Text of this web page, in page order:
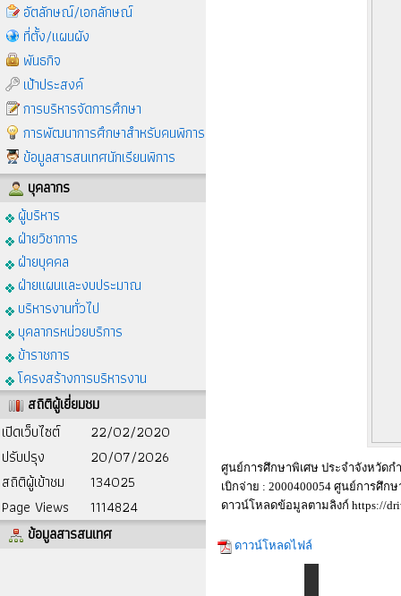
อัตลักษณ์/เอกลักษณ์
ที่ตั้ง/แผนผัง
พันธกิจ
เป้าประสงค์
การบริหารจัดการศึกษา
การพัฒนาการศึกษาสำหรับคนพิการ
ข้อมูลสารสนเทศนักเรียนพิการ
บุคลากร
ผู้บริหาร
ฝ่ายวิชาการ
ฝ่ายบุคคล
ฝ่ายแผนและงบประมาณ
บริหารงานทั่วไป
บุคลากรหน่วยบริการ
ข้าราชการ
โครงสร้างการบริหารงาน
สถิติผู้เยี่ยมชม
เปิดเว็บไซต์
22/02/2020
ปรับปรุง
20/07/2026
สถิติผู้เข้าชม
134025
Page Views
1114824
ข้อมูลสารสนเทศ
ศูนย์การศึกษาพิเศษ ประจำจังหวัด
เบิกจ่าย : 2000400054 ศูนย์การศึก
ดาวน์โหลดข้อมูลตามลิงก์ https://
ดาวน์โหลดไฟล์